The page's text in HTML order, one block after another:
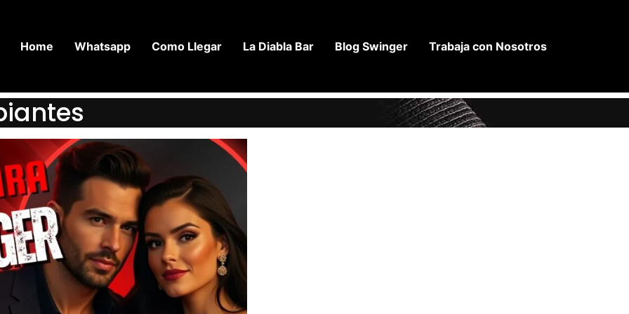
Home Whatsapp Como Llegar La Diabla Bar Blog Swinger Trabaja con Nosotros